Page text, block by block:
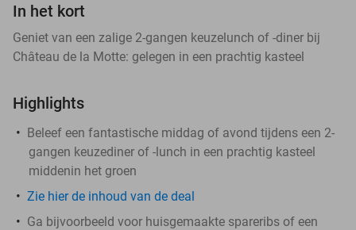
In het kort
Geniet van een zalige 2-gangen keuzelunch of -diner bij
Château de la Motte: gelegen in een prachtig kasteel
Highlights
Beleef een fantastische middag of avond tijdens een 2-
gangen keuzediner of -lunch in een prachtig kasteel
middenin het groen
Zie hier de inhoud van de deal
Ga bijvoorbeeld voor huisgemaakte spareribs of een